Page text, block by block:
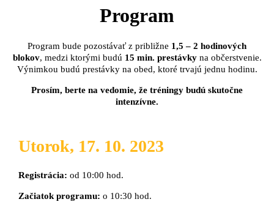
Program
Program bude pozostávať z približne 1,5 – 2 hodinových
blokov, medzi ktorými budú 15 min. prestávkyna občerstvenie.
Výnimkou budú prestávky na obed, ktoré trvajú jednu hodinu.
Prosím, berte na vedomie, že tréningy budú skutočne
intenzívne.
Utorok, 17. 10. 2023
Registrácia: od 10:00 hod.
Začiatok programu: o 10:30 hod.